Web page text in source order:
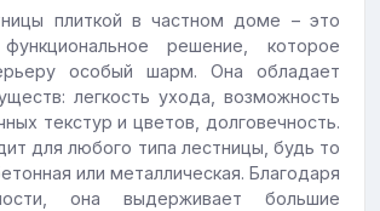
плиткой в частном доме – это
решение, которое
особый шарм. Она обладает
легкость ухода, возможность
текстур и цветов, долговечность.
для любого типа лестницы, будь то
или металлическая. Благодаря
она выдерживает большие